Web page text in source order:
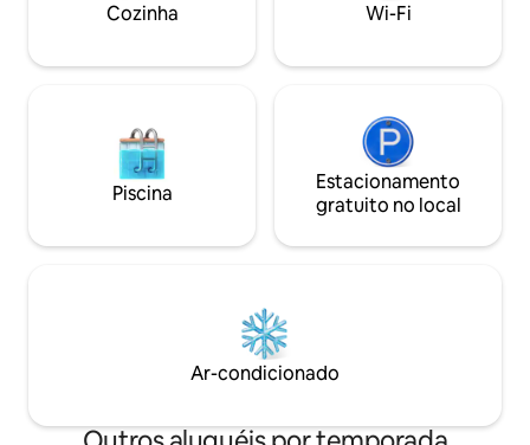
ciclistas de montanha, há quilômetros de
hectares para você explorar e para
vistas incomparáveis do campo ao redor.
A Serra d'Ossa fica a 500 metros acima
do nível do mar e possui um dos climas
mais secos da Europa. A ausência de
dos astrónomos. Os Twitchers podem
floresta de cortiça, vários dos nossos
hóspedes anteriores são membros da
RSPB e fizeram listas das aves que viram
Kite, Kestrel, Cuckoo, Tawny Owl,
partir de 3
Cozinha Wi-Fi
Piscina
Estacionamento
gratuito no local
Ar-condicionado